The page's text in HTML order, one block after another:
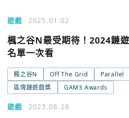
遊戲 2025.01.02
楓之谷N最受期待！2024鏈
名單一次看
楓之谷N Off The Grid Parallel
區塊鏈遊戲獎
GAM3 Awards
遊戲 2023.08.28